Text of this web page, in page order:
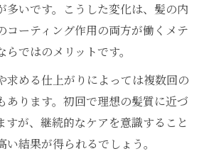
多いです。こうした変化は、髪の内
コーティング作用の両方が働くメテ
ではのメリットです。
求める仕上がりによっては複数回の
あります。初回で理想の髪質に近づ
すが、継続的なケアを意識すること
結果が得られるでしょう。